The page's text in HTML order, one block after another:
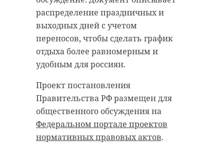
распределение праздничных и
выходных дней с учетом
переносов, чтобы сделать график
отдыха более равномерным и
удобным для россиян.
Проект постановления
Правительства РФ размещен для
общественного обсуждения на
Федеральном портале проектов
нормативных правовых актов.
погибших на фронтах Великой
Отечественной войны. На территории
установили плиты с именами павших,
проложили дорожки, высадили сто
деревьев — получилось спокойное,
ухоженное место памяти.